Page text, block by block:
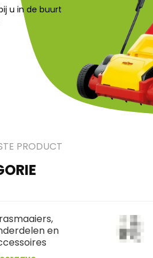
u in de buurt
PRODUCT
en